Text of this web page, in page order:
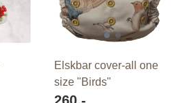
Elskbar cover-all one
size "Birds"